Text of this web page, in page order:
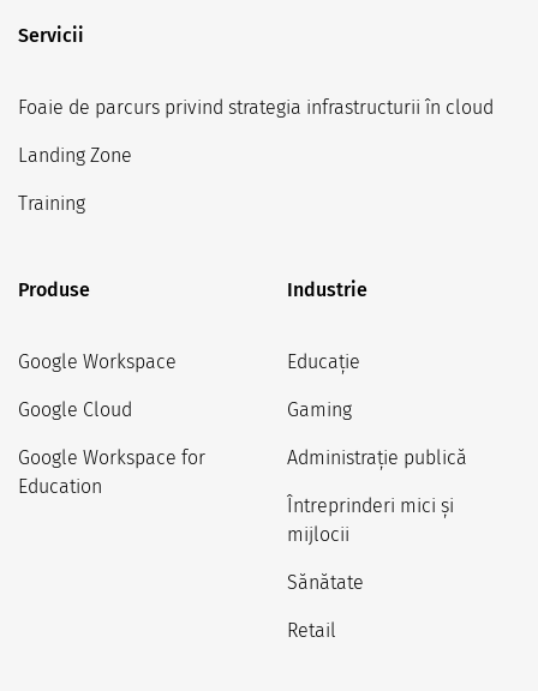
Servicii
Foaie de parcurs privind strategia infrastructurii în cloud
Landing Zone
Training
Produse
Google Workspace
Google Cloud
Google Workspace for
Education
Industrie
Educație
Gaming
Administrație publică
Întreprinderi mici și
mijlocii
Sănătate
Retail